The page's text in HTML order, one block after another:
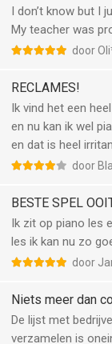
I don’t know but I
My teacher was
door
RECLAMES!
Ik vind het een
en nu kan ik wel
en dat is heel
door
BESTE SPEL
Ik zit op piano les
les ik kan nu zo
door
Niets meer dan
De lijst met
verzamelen is